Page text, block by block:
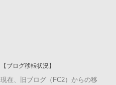
【ブログ移転状況】
現在、旧ブログ（FC2）からの移